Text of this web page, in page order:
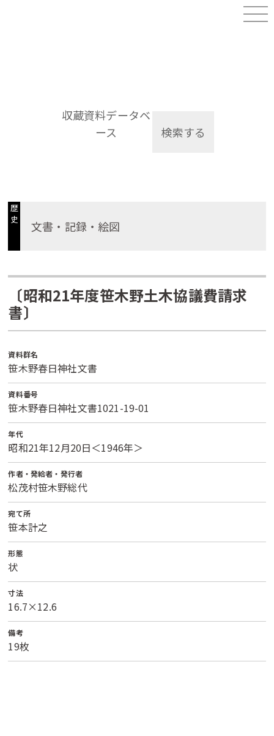
収蔵資料データベ
ース
検索する
歴
史
文書・記録・絵図
〔昭和21年度笹木野土木協議費請求
書〕
資料群名
笹木野春日神社文書
資料番号
笹木野春日神社文書1021-19-01
年代
昭和21年12月20日＜1946年＞
作者・発給者・発行者
松茂村笹木野総代
宛て所
笹本計之
形態
状
寸法
16.7×12.6
備考
19枚